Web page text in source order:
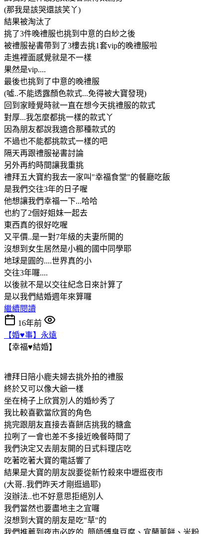
(那我是該哭還該笑丫)
結果被淘汰了
挑了3件晚禮服也挑到中意的白紗之後
被禮服祕書帶到了3樓去挑1套vip的晚禮服啦
走進裡面感覺就是不一樣
果然是vip....
最後也挑到了中意的晚禮服
(噓..不能透露顏色款式...免得被大寶發現)
回到家睡覺時就一直在想今天挑禮服的款式
對厚...我怎麼都挑一樣的款式丫
因為朋友都說我適合那種款式的
不過也不能都挑款式一樣的吧
隔天再跟禮服祕書討論
另外再約時間讓我重挑
禮拜五大寶約我去一家叫"幸福食堂"的餐廳吃飯
是我們交往3年的日子喔
他想讓我們幸福一下...哈哈
也約了2個好姐妹一起去
東西真的很好吃喔
又平價..是一對7年級的夫妻所開的
沒想到女生居然是小楓的國中同學耶
地球是圓的....世界真的小
交往3年囉....
以後就不是以交往紀念日來計算了
是以我們結婚週年來算囉
繼續閱讀
16年前
【婚♥事】永遠
【幸福♥結婚】
禮拜日陪小鹿夫婦去挑外拍的禮服
終於又可以像大爺一樣
坐在椅子上欣賞別人的婚紗秀了
我比較喜歡當欣賞的角色
挑完跟朋友直接去喜餅店挑我的糖盒
拉咧了一會也差不多接近晚餐時間了
我們決定又去朋友開的日式料理店吃
吃著吃著大寶的電話響了
結果是大寶的朋友說要從新竹殺來中壢逛夜市
(大哥..我們昨天才剛逛過耶)
沒辦法..也不好意思拒絕別人
我們當然也要盡地主之宜囉
沒想到大寶的朋友是吃"草"的
我們推薦到夜市必吃的..簡師傅臭豆腐、宜蘭蔥餅、米粉